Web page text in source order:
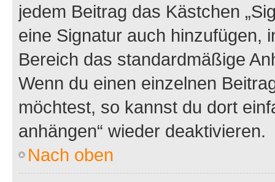
jedem Beitrag das Kästchen
eine Signatur auch hinzufügen,
Bereich das standardmäßige
Wenn du einen einzelnen
möchtest, so kannst du dort
anhängen“ wieder deaktivieren.
Nach oben